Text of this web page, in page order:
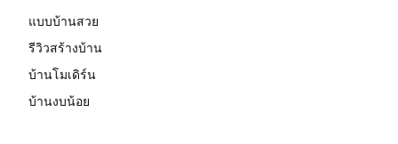
แบบบ้านสวย
รีวิวสร้างบ้าน
บ้านโมเดิร์น
บ้านงบน้อย